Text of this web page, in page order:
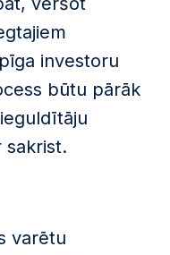
investoru
būtu pārāk
sakrist.
varētu